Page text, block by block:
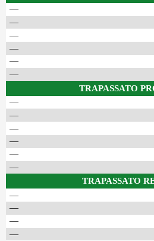
—
—
—
—
—
—
TRAPASSATO
—
—
—
—
—
—
TRAPASSATO
—
—
—
—